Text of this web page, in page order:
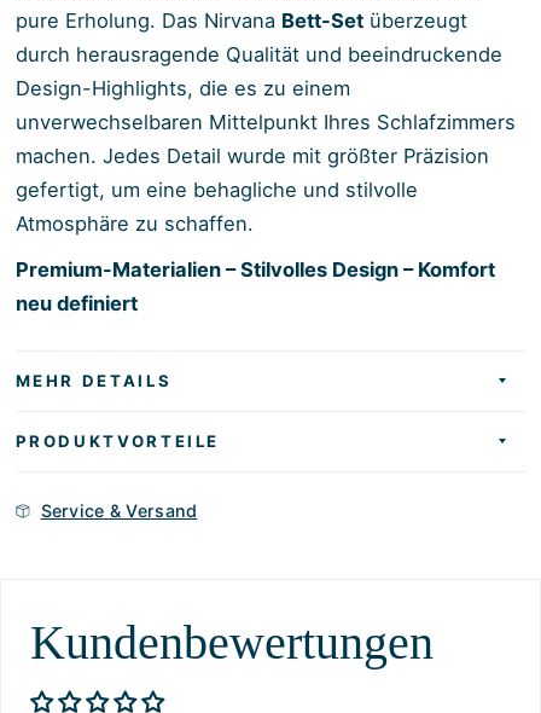
pure Erholung. Das Nirvana Bett-Setüberzeugt
durch herausragende Qualität und beeindruckende
Design-Highlights, die es zu einem
unverwechselbaren Mittelpunkt Ihres Schlafzimmers
machen. Jedes Detail wurde mit größter Präzision
gefertigt, um eine behagliche und stilvolle
Atmosphäre zu schaffen.
Premium-Materialien – Stilvolles Design – Komfort
neu definiert
MEHR DETAILS
PRODUKTVORTEILE
Service & Versand
Kundenbewertungen